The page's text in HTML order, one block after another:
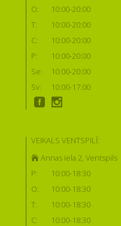
O:
10:00-20:00
T:
10:00-20:00
C:
10:00-20:00
P:
10:00-20:00
Se:
10:00-20:00
Sv:
10:00-17:00
VEIKALS VENTSPILĪ:
Annas iela 2, Ventspils
P:
10:00-18:30
O:
10:00-18:30
T:
10:00-18:30
C:
10:00-18:30